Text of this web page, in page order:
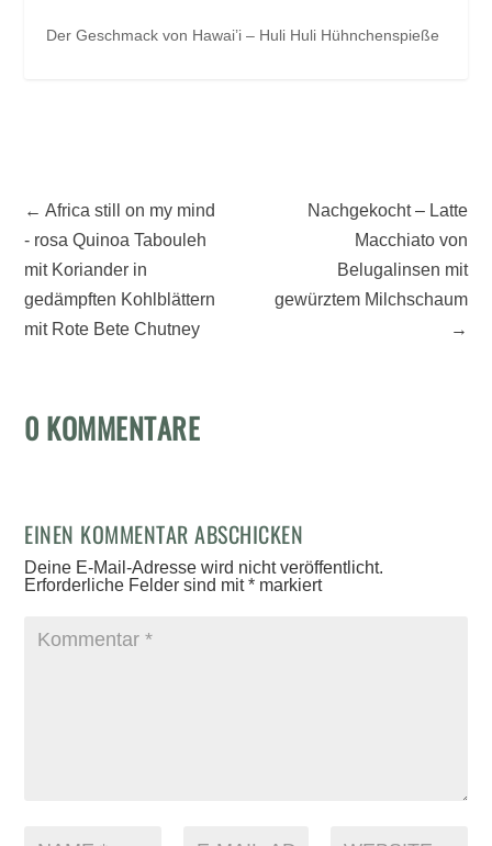
Der Geschmack von Hawai’i – Huli Huli Hühnchenspieße
←Africa still on my mind
- rosa Quinoa Tabouleh
mit Koriander in
gedämpften Kohlblättern
mit Rote Bete Chutney
Nachgekocht – Latte
Macchiato von
Belugalinsen mit
gewürztem Milchschaum
→
0 KOMMENTARE
EINEN KOMMENTAR ABSCHICKEN
Deine E-Mail-Adresse wird nicht veröffentlicht.
Erforderliche Felder sind mit* markiert